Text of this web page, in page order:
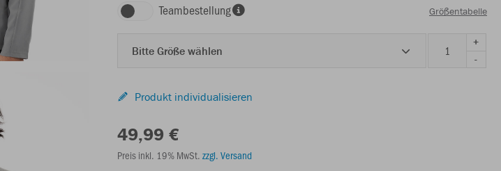
Teambestellung Größentabelle
Bitte Größe wählen
+
-
Produkt individualisieren
49,99 €
Preis inkl. 19% MwSt. zzgl. Versand